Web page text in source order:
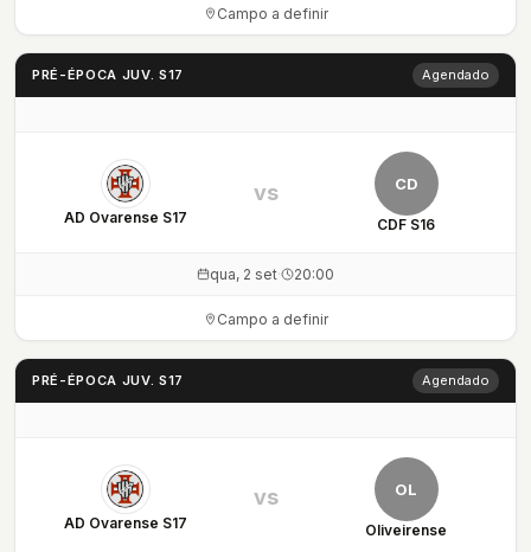
Campo a definir
PRÉ-ÉPOCA JUV. S17 Agendado
AD Ovarense S17
CD
CDF S16
vs
qua, 2 set· 20:00
Campo a definir
PRÉ-ÉPOCA JUV. S17 Agendado
AD Ovarense S17
OL
Oliveirense
vs